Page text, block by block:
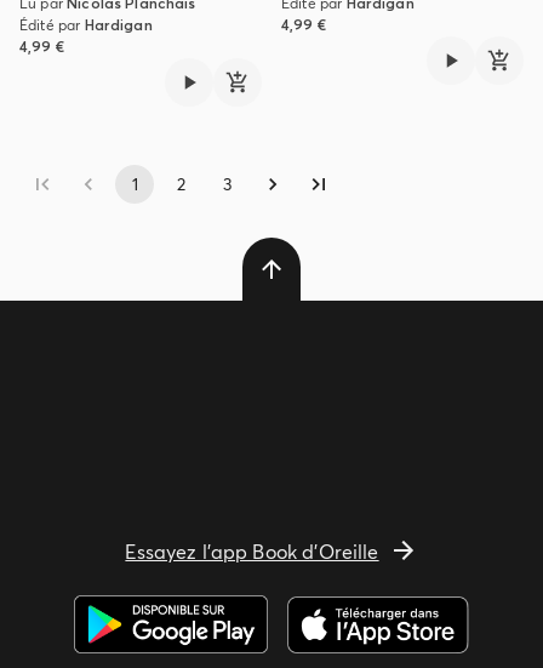
Édité par Hardigan
4,99 €
4,99 €
1 2 3
Essayez l'app Book d'Oreille